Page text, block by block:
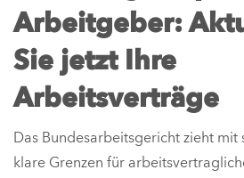
Arbeitgeber:
Sie jetzt Ihre
Arbeitsverträge
Das Bundesarbeitsgericht zieht mit
klare Grenzen für